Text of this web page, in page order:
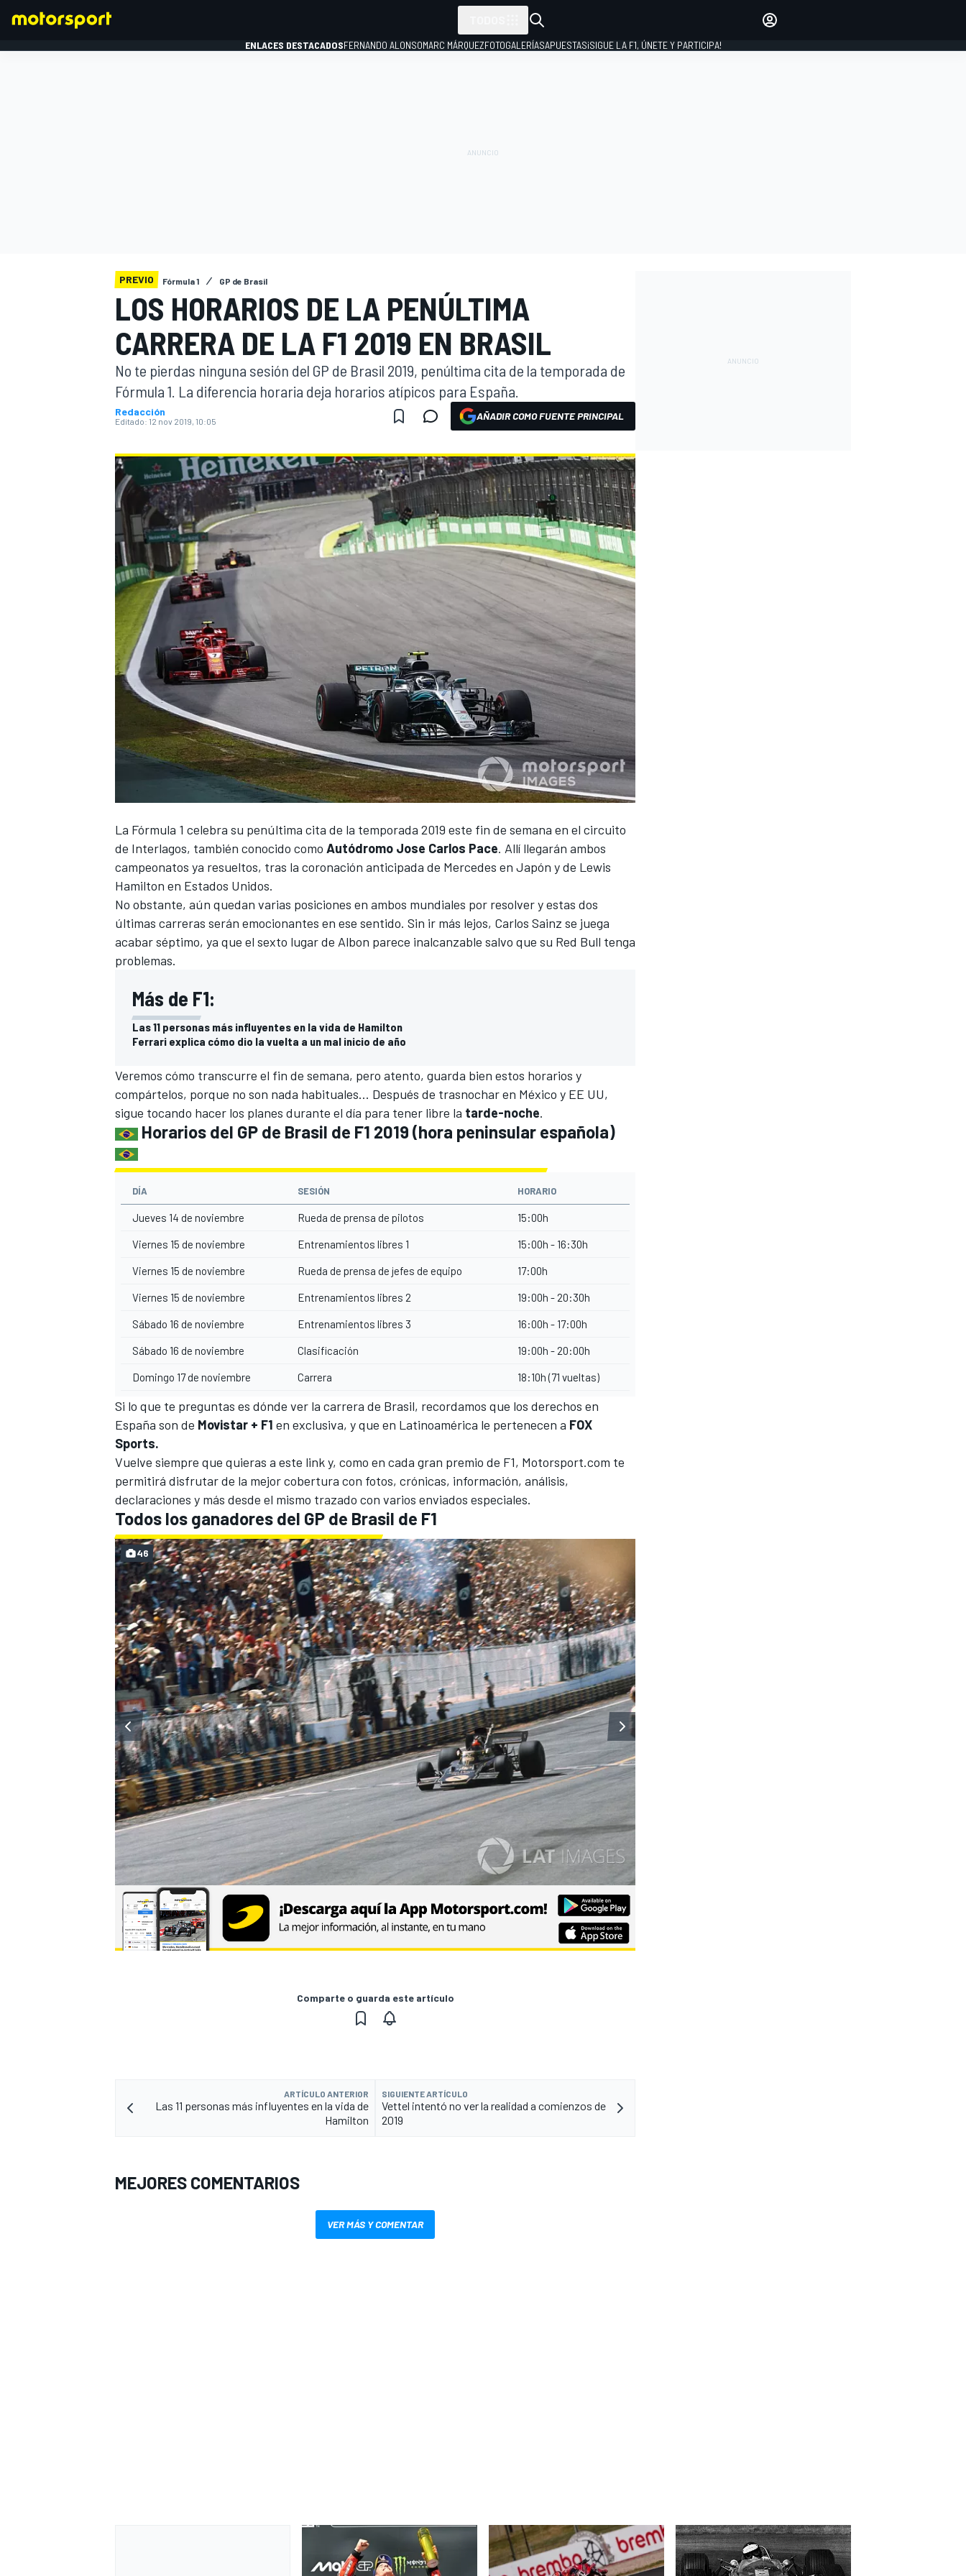
WEC
MÁS CATEGORÍAS
ENLACES DESTACADOSFERNANDO ALONSOMARC MÁRQUEZFOTOGALERÍASAPUESTAS¡SIGUE LA F1, ÚNETE Y PARTICIPA!
PREVIO Fórmula 1 GP de Brasil
LOS HORARIOS DE LA PENÚLTIMA
CARRERA DE LA F1 2019 EN BRASIL
No te pierdas ninguna sesión del GP de Brasil 2019, penúltima cita de la temporada de
Fórmula 1. La diferencia horaria deja horarios atípicos para España.
Redacción
Editado: 12 nov 2019, 10:05 AÑADIR COMO FUENTE PRINCIPAL
La Fórmula 1 celebra su penúltima cita de la temporada 2019 este fin de semana en el circuito
de Interlagos, también conocido como Autódromo Jose Carlos Pace. Allí llegarán ambos
campeonatos ya resueltos, tras la coronación anticipada de Mercedes en Japón y de Lewis
Hamilton en Estados Unidos.
No obstante, aún quedan varias posiciones en ambos mundiales por resolver y estas dos
últimas carreras serán emocionantes en ese sentido. Sin ir más lejos, Carlos Sainz se juega
acabar séptimo, ya que el sexto lugar de Albon parece inalcanzable salvo que su Red Bull tenga
problemas.
Más de F1:
Las 11 personas más influyentes en la vida de Hamilton
Ferrari explica cómo dio la vuelta a un mal inicio de año
Veremos cómo transcurre el fin de semana, pero atento, guarda bien estos horarios y
compártelos, porque no son nada habituales... Después de trasnochar en México y EE UU,
sigue tocando hacer los planes durante el día para tener libre la tarde-noche.
Horarios del GP de Brasil de F1 2019 (hora peninsular española)
DÍA SESIÓN HORARIO
Jueves 14 de noviembre Rueda de prensa de pilotos 15:00h
Viernes 15 de noviembre Entrenamientos libres 1 15:00h - 16:30h
Viernes 15 de noviembre Rueda de prensa de jefes de equipo 17:00h
Viernes 15 de noviembre Entrenamientos libres 2 19:00h - 20:30h
Sábado 16 de noviembre Entrenamientos libres 3 16:00h - 17:00h
Sábado 16 de noviembre Clasificación 19:00h - 20:00h
Domingo 17 de noviembre Carrera 18:10h (71 vueltas)
Si lo que te preguntas es dónde ver la carrera de Brasil, recordamos que los derechos en
España son de Movistar + F1 en exclusiva, y que en Latinoamérica le pertenecen a FOX
Sports.
Vuelve siempre que quieras a este link y, como en cada gran premio de F1, Motorsport.com te
permitirá disfrutar de la mejor cobertura con fotos, crónicas, información, análisis,
declaraciones y más desde el mismo trazado con varios enviados especiales.
Todos los ganadores del GP de Brasil de F1
46
Comparte o guarda este artículo
ARTÍCULO ANTERIOR
Las 11 personas más influyentes en la vida de
Hamilton
SIGUIENTE ARTÍCULO
Vettel intentó no ver la realidad a comienzos de
2019
MEJORES COMENTARIOS
VER MÁS Y COMENTAR